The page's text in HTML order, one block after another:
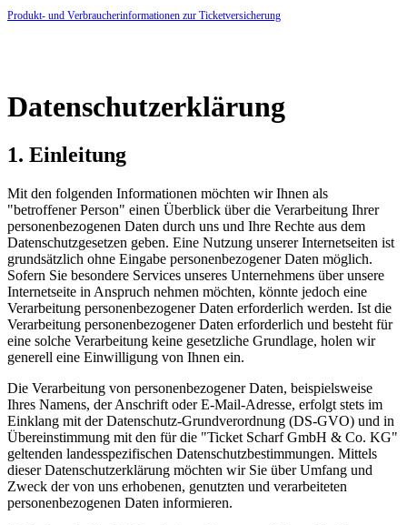
Produkt- und Verbraucherinformationen zur Ticketversicherung
Datenschutzerklärung
1. Einleitung
Mit den folgenden Informationen möchten wir Ihnen als
"betroffener Person" einen Überblick über die Verarbeitung Ihrer
personenbezogenen Daten durch uns und Ihre Rechte aus dem
Datenschutzgesetzen geben. Eine Nutzung unserer Internetseiten ist
grundsätzlich ohne Eingabe personenbezogener Daten möglich.
Sofern Sie besondere Services unseres Unternehmens über unsere
Internetseite in Anspruch nehmen möchten, könnte jedoch eine
Verarbeitung personenbezogener Daten erforderlich werden. Ist die
Verarbeitung personenbezogener Daten erforderlich und besteht für
eine solche Verarbeitung keine gesetzliche Grundlage, holen wir
generell eine Einwilligung von Ihnen ein.
Die Verarbeitung von personenbezogener Daten, beispielsweise
Ihres Namens, der Anschrift oder E-Mail-Adresse, erfolgt stets im
Einklang mit der Datenschutz-Grundverordnung (DS-GVO) und in
Übereinstimmung mit den für die "Ticket Scharf GmbH & Co. KG"
geltenden landesspezifischen Datenschutzbestimmungen. Mittels
dieser Datenschutzerklärung möchten wir Sie über Umfang und
Zweck der von uns erhobenen, genutzten und verarbeiteten
personenbezogenen Daten informieren.